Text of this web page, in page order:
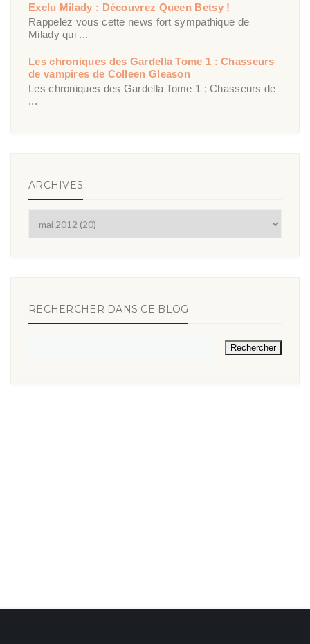
Exclu Milady : Découvrez Queen Betsy !
Rappelez vous cette news fort sympathique de
Milady qui ...
Les chroniques des Gardella Tome 1 : Chasseurs
de vampires de Colleen Gleason
Les chroniques des Gardella Tome 1 : Chasseurs de
...
ARCHIVES
RECHERCHER DANS CE BLOG